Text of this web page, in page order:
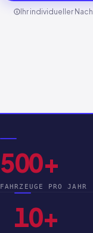
Ihr individueller
500+
FAHRZEUGE PRO JAHR
10+